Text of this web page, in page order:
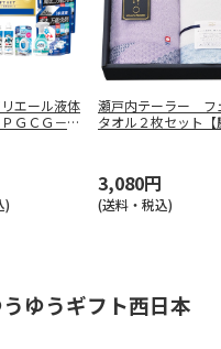
リエール液体
ＧＣＧ－１
)
瀬戸内テーラー フ
タオル２枚セット【
3,080円
(送料・税込)
ゆうギフト西日本